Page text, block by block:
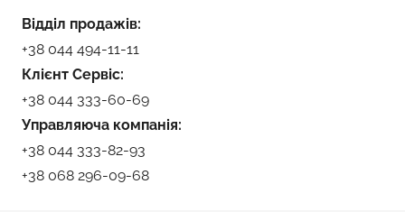
Відділ продажів:
+38 044 494-11-11
Клієнт Сервіс:
+38 044 333-60-69
Управляюча компанія:
+38 044 333-82-93
+38 068 296-09-68